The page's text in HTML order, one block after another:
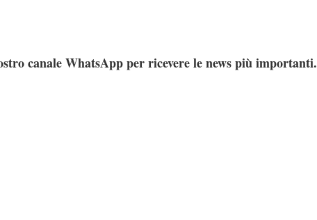
canale WhatsApp per ricevere le news più importanti.